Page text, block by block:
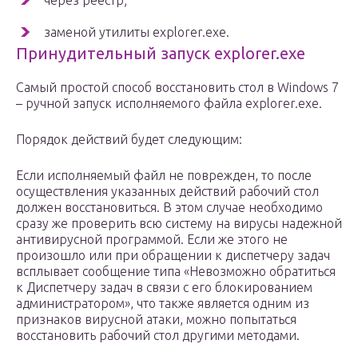
заменой утилиты explorer.exe.
Принудительный запуск explorer.exe
Самый простой способ восстановить стол в Windows 7
– ручной запуск исполняемого файла explorer.exe.
Порядок действий будет следующим:
Если исполняемый файл не поврежден, то после
осуществления указанных действий рабочий стол
должен восстановиться. В этом случае необходимо
сразу же проверить всю систему на вирусы надежной
антивирусной программой. Если же этого не
произошло или при обращении к диспетчеру задач
всплывает сообщение типа «Невозможно обратиться
к Диспетчеру задач в связи с его блокированием
администратором», что также является одним из
признаков вирусной атаки, можно попытаться
восстановить рабочий стол другими методами.